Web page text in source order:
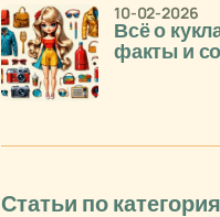
Всё о
факты и
10-02-2026
Статьи по